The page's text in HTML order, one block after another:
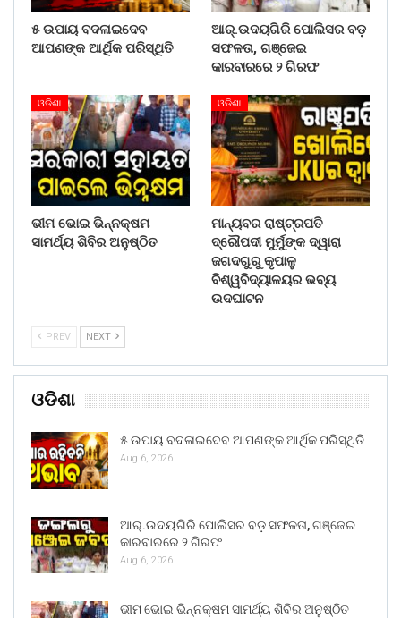
୫ ଉପାୟ ବଦଳାଇଦେବ
ଆପଣଙ୍କ ଆର୍ଥିକ ପରିସ୍ଥିତି
ଆର୍.ଉଦୟଗିରି ପୋଲିସର ବଡ଼
ସଫଳତା, ଗଞ୍ଜେଇ
କାରବାରରେ ୨ ଗିରଫ
ଓଡିଶା
ଭୀମ ଭୋଇ ଭିନ୍ନକ୍ଷମ
ସାମର୍ଥ୍ୟ ଶିବିର ଅନୁଷ୍ଠିତ
ଓଡିଶା
ମାନ୍ୟବର ରାଷ୍ଟ୍ରପତି
ଦ୍ରୌପଦୀ ମୁର୍ମୁଙ୍କ ଦ୍ୱାରା
ଜଗଦଗୁରୁ କୃପାଳୁ
ବିଶ୍ୱବିଦ୍ୟାଳୟର ଭବ୍ୟ
ଉଦଘାଟନ
PREV NEXT
ଓଡିଶା
୫ ଉପାୟ ବଦଳାଇଦେବ ଆପଣଙ୍କ ଆର୍ଥିକ ପରିସ୍ଥିତି
Aug 6, 2026
ଆର୍.ଉଦୟଗିରି ପୋଲିସର ବଡ଼ ସଫଳତା, ଗଞ୍ଜେଇ
କାରବାରରେ ୨ ଗିରଫ
Aug 6, 2026
ଭୀମ ଭୋଇ ଭିନ୍ନକ୍ଷମ ସାମର୍ଥ୍ୟ ଶିବିର ଅନୁଷ୍ଠିତ